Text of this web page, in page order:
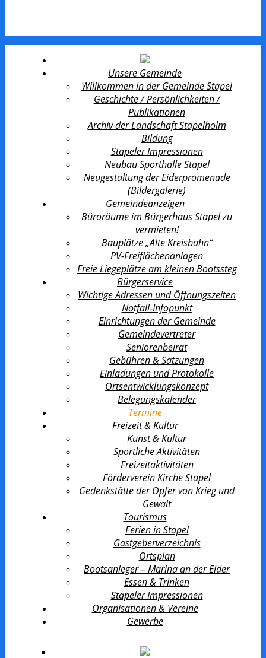
Unsere Gemeinde
Willkommen in der Gemeinde Stapel
Geschichte / Persönlichkeiten /
Publikationen
Archiv der Landschaft Stapelholm
Bildung
Stapeler Impressionen
Neubau Sporthalle Stapel
Neugestaltung der Eiderpromenade
(Bildergalerie)
Gemeindeanzeigen
Büroräume im Bürgerhaus Stapel zu
vermieten!
Bauplätze „Alte Kreisbahn“
PV-Freiflächenanlagen
Freie Liegeplätze am kleinen Bootssteg
Bürgerservice
Wichtige Adressen und Öffnungszeiten
Notfall-Infopunkt
Einrichtungen der Gemeinde
Gemeindevertreter
Seniorenbeirat
Gebühren & Satzungen
Einladungen und Protokolle
Ortsentwicklungs­konzept
Belegungskalender
Termine
Freizeit & Kultur
Kunst & Kultur
Sportliche Aktivitäten
Freizeitaktivitäten
Förderverein Kirche Stapel
Gedenkstätte der Opfer von Krieg und
Gewalt
Tourismus
Ferien in Stapel
Gastgeberverzeichnis
Ortsplan
Bootsanleger – Marina an der Eider
Essen & Trinken
Stapeler Impressionen
Organisationen & Vereine
Gewerbe